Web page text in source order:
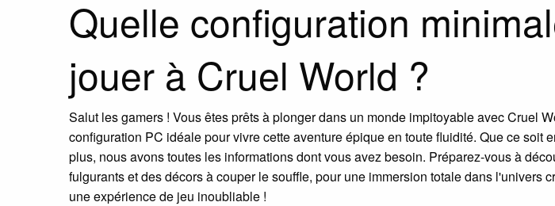
Quelle configuration
jouer à Cruel World ?
Salut les gamers ! Vous êtes prêts à plonger dans un monde impitoyable avec Cruel
configuration PC idéale pour vivre cette aventure épique en toute fluidité. Que ce
plus, nous avons toutes les informations dont vous avez besoin. Préparez-vous à
fulgurants et des décors à couper le souffle, pour une immersion totale dans
une expérience de jeu inoubliable !